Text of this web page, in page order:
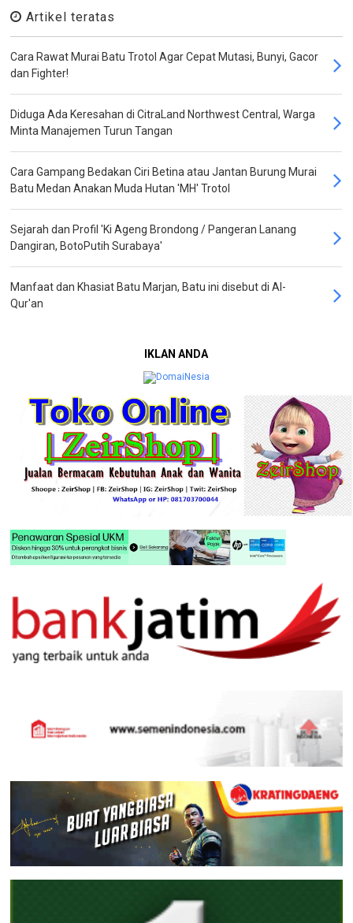
Artikel teratas
Cara Rawat Murai Batu Trotol Agar Cepat Mutasi, Bunyi, Gacor
dan Fighter!
Diduga Ada Keresahan di CitraLand Northwest Central, Warga
Minta Manajemen Turun Tangan
Cara Gampang Bedakan Ciri Betina atau Jantan Burung Murai
Batu Medan Anakan Muda Hutan 'MH' Trotol
Sejarah dan Profil 'Ki Ageng Brondong / Pangeran Lanang
Dangiran, BotoPutih Surabaya'
Manfaat dan Khasiat Batu Marjan, Batu ini disebut di Al-
Qur'an
IKLAN ANDA